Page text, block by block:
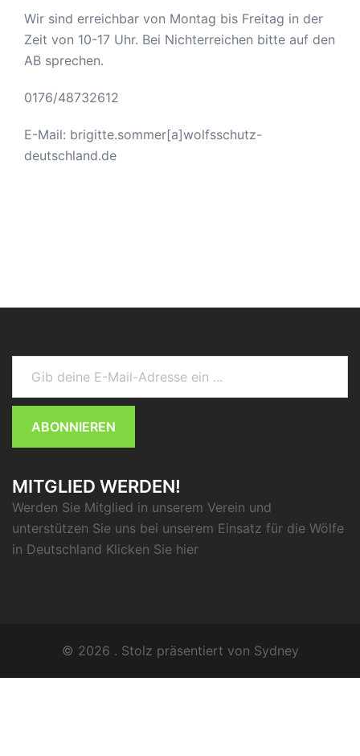
Wir sind erreichbar von Montag bis Freitag in der
Zeit von 10-17 Uhr. Bei Nichterreichen bitte auf den
AB sprechen.
0176/48732612
E-Mail: brigitte.sommer[a]wolfsschutz-
deutschland.de
Gib deine E-Mail-Adresse ein ...
ABONNIEREN
MITGLIED WERDEN!
Werden Sie Mitglied in unserem Verein und
unterstützen Sie uns bei unserem Einsatz für die Wölfe
in Deutschland Klicken Sie hier
© 2026 . Stolz präsentiert von Sydney